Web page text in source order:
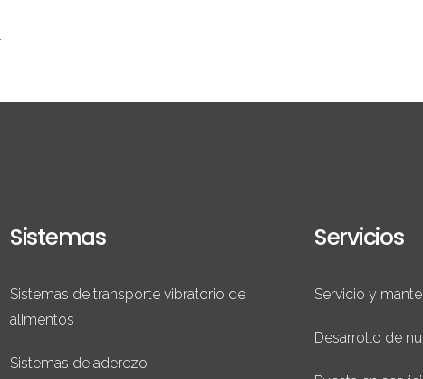
Sistemas
Sistemas de transporte vibratorio de
alimentos
Sistemas de aderezo
Servicios
Servicio y
Desarrollo de